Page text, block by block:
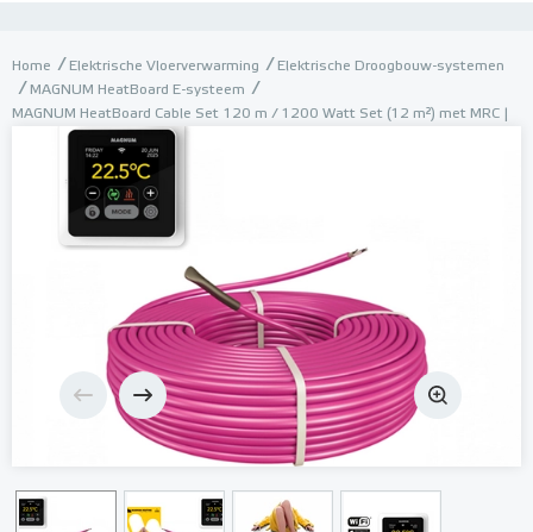
Home Elektrische Vloerverwarming
Elektrische Droogbouw-systemen
MAGNUM HeatBoard E-systeem
MAGNUM HeatBoard Cable Set 120 m / 1200 Watt Set (12 m²) met MRC |